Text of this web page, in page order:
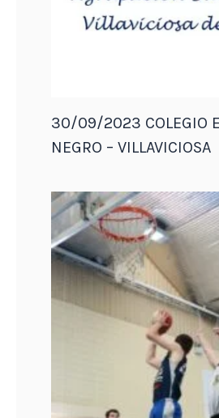
30/09/2023 COLEGIO
NEGRO – VILLAVICIOSA